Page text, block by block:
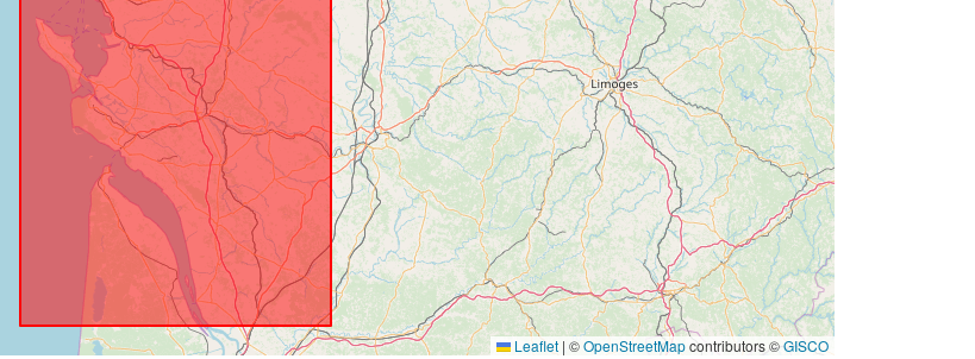
Leaflet | ©OpenStreetMapcontributors ©GISCO
4b64-8db1-b042f017045a
Soort:
Bron:
http://inspire.ec.europa.eu/metadata-
codelist/SpatialDataServiceType/vie
w